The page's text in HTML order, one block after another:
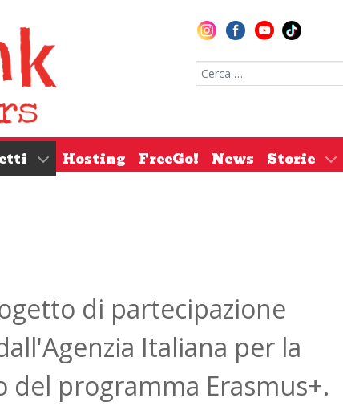
Cerca nel sito
Hosting FreeGo! News Storie
di partecipazione
Italiana per la
programma Erasmus+.